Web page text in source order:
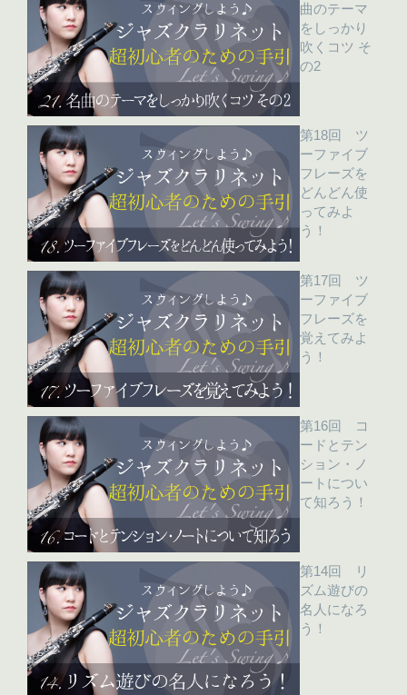
曲のテーマ
をしっかり
吹くコツ そ
の2
第18回 ツ
ーファイブ
フレーズを
どんどん使
ってみよ
う！
第17回 ツ
ーファイブ
フレーズを
覚えてみよ
う！
第16回 コ
ードとテン
ション・ノ
ートについ
て知ろう！
第14回 リ
ズム遊びの
名人になろ
う！